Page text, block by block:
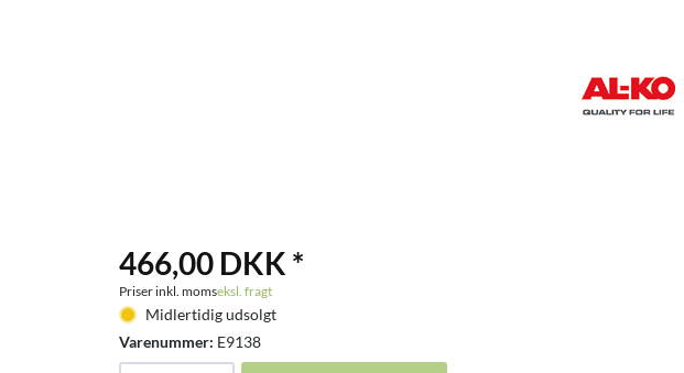
466,00 DKK *
Priser inkl. momseksl. fragt
Midlertidig udsolgt
Varenummer: E9138